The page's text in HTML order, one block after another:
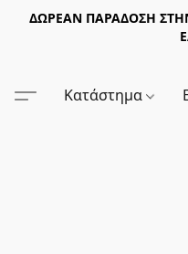
ΔΩΡΕΑΝ ΠΑΡΑΔΟΣΗ
Κατάστημα